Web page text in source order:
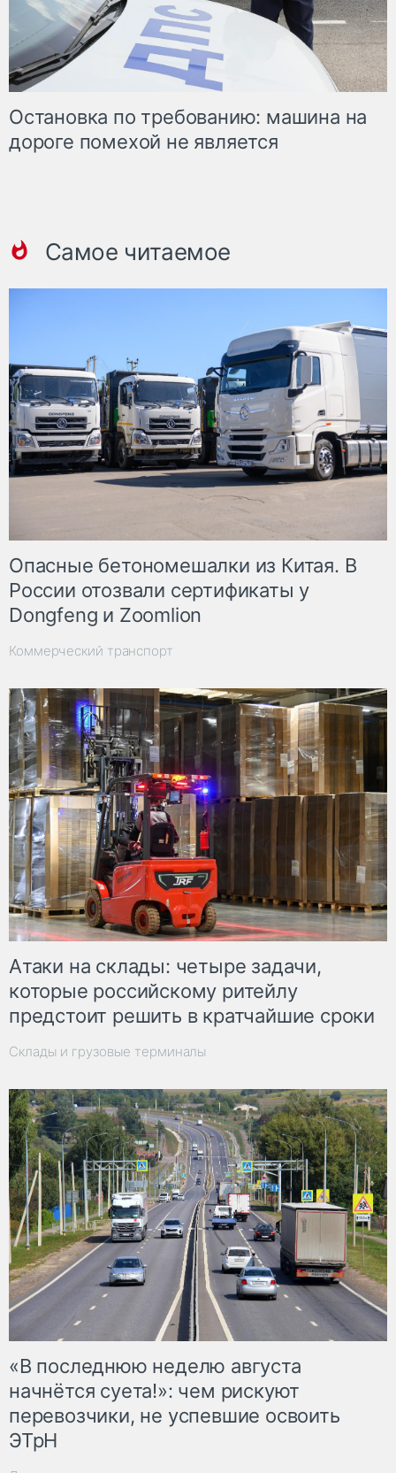
Остановка по требованию: машина на
дороге помехой не является
Самое читаемое
Опасные бетономешалки из Китая. В
России отозвали сертификаты у
Dongfeng и Zoomlion
Коммерческий транспорт
Атаки на склады: четыре задачи,
которые российскому ритейлу
предстоит решить в кратчайшие сроки
Склады и грузовые терминалы
«В последнюю неделю августа
начнётся суета!»: чем рискуют
перевозчики, не успевшие освоить
ЭТрН